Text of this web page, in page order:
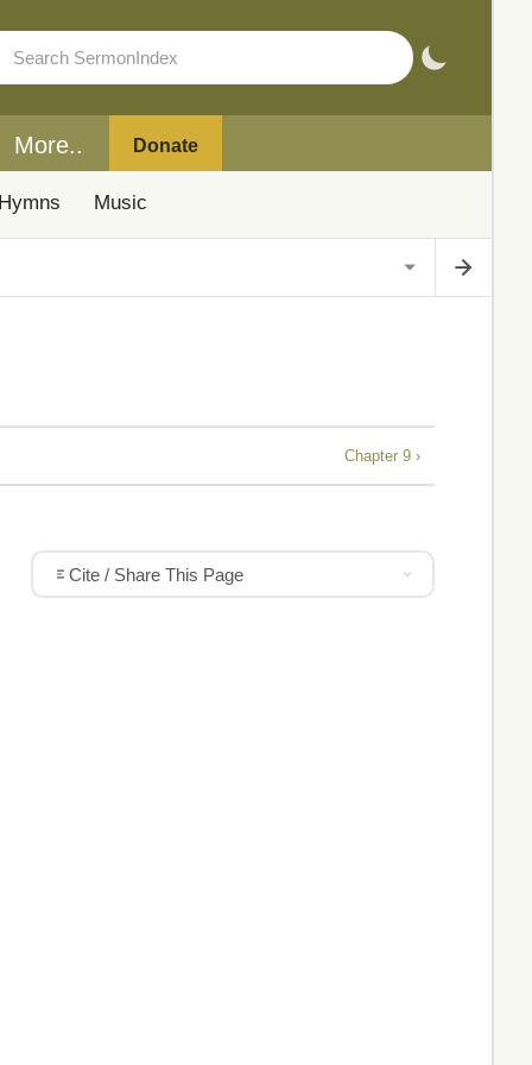
More.. Donate
Hymns Music
Chapter 9 ›
Cite / Share This Page